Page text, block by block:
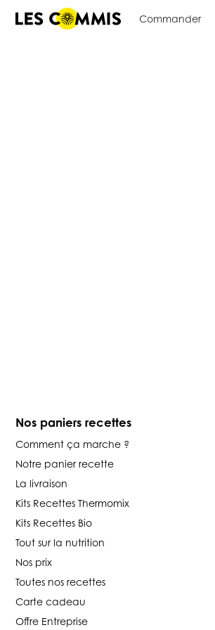
Commander
Nos paniers recettes
Comment ça marche ?
Notre panier recette
La livraison
Kits Recettes Thermomix
Kits Recettes Bio
Tout sur la nutrition
Nos prix
Toutes nos recettes
Carte cadeau
Offre Entreprise